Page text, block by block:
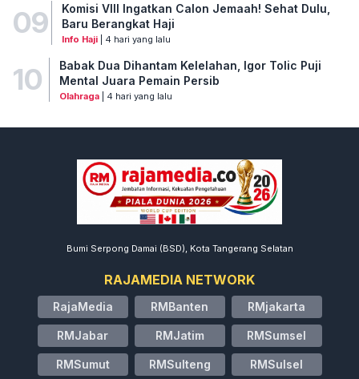
09
Komisi VIII Ingatkan Calon Jemaah! Sehat Dulu,
Baru Berangkat Haji
Info Haji| 4 hari yang lalu
10
Babak Dua Dihantam Kelelahan, Igor Tolic Puji
Mental Juara Pemain Persib
Olahraga| 4 hari yang lalu
Bumi Serpong Damai (BSD), Kota Tangerang Selatan
RAJAMEDIA NETWORK
RajaMedia RMBanten RMjakarta
RMJabar RMJatim RMSumsel
RMSumut RMSulteng RMSulsel